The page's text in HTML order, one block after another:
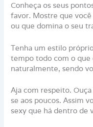
Conheça os seus
favor. Mostre que
ou que domina o seu
Tenha um estilo
tempo todo com o que
naturalmente, sendo
Aja com respeito.
se aos poucos. Assim
sexy que há dentro de